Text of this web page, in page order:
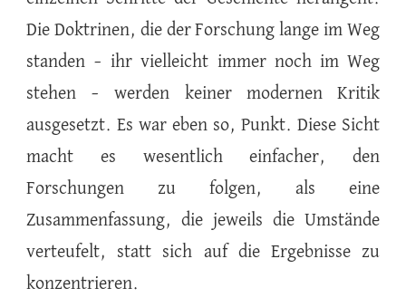
Die Doktrinen, die der Forschung lange im Weg
standen – ihr vielleicht immer noch im Weg
stehen – werden keiner modernen Kritik
ausgesetzt. Es war eben so, Punkt. Diese Sicht
macht es wesentlich einfacher, den
Forschungen zu folgen, als eine
Zusammenfassung, die jeweils die Umstände
verteufelt, statt sich auf die Ergebnisse zu
konzentrieren.